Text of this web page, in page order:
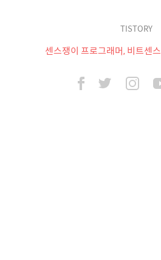
TISTORY
센스쟁이 프로그래머, 비트센스